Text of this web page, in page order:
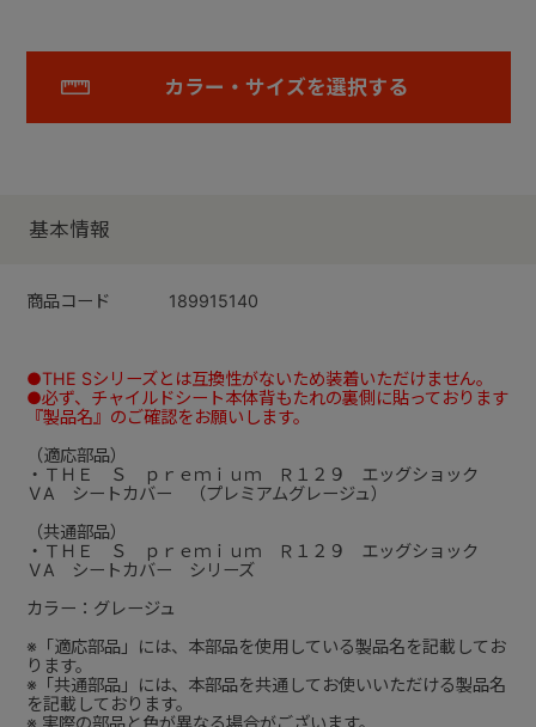
カラー・サイズを選択する
基本情報
商品コード 189915140
●THE Sシリーズとは互換性がないため装着いただけません。
●必ず、チャイルドシート本体背もたれの裏側に貼っております
『製品名』のご確認をお願いします。
（適応部品）
・ＴＨＥ Ｓ ｐｒｅｍｉｕｍ Ｒ１２９ エッグショック
ＶA シートカバー （プレミアムグレージュ）
（共通部品）
・ＴＨＥ Ｓ ｐｒｅｍｉｕｍ Ｒ１２９ エッグショック
ＶA シートカバー シリーズ
カラー：グレージュ
※「適応部品」には、本部品を使用している製品名を記載してお
ります。
※「共通部品」には、本部品を共通してお使いいただける製品名
を記載しております。
※ 実際の部品と色が異なる場合がございます。